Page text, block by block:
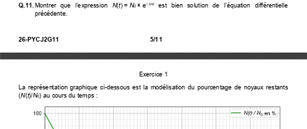
26-PYCJ2G11 5/11
Q.11. Montrer que l’expression
   N
(t) = N0 × e−λ×t
est bien solution de l’équation différentielle
précédente.
Exercice 1
La  représentation  graphique  ci-dessous  est  la  modélisation  du  pourcentage  de  noyaux  restants
(N(t)/N0) au cours du temps :